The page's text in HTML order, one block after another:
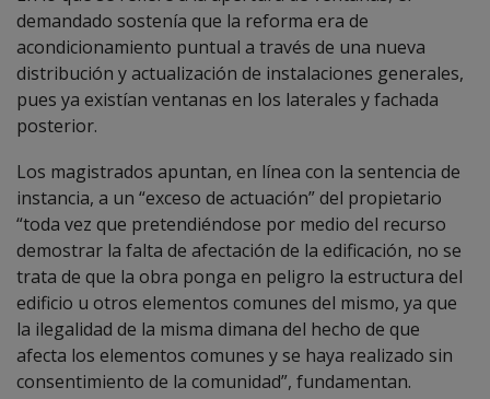
demandado sostenía que la reforma era de
acondicionamiento puntual a través de una nueva
distribución y actualización de instalaciones generales,
pues ya existían ventanas en los laterales y fachada
posterior.
Los magistrados apuntan, en línea con la sentencia de
instancia, a un “exceso de actuación” del propietario
“toda vez que pretendiéndose por medio del recurso
demostrar la falta de afectación de la edificación, no se
trata de que la obra ponga en peligro la estructura del
edificio u otros elementos comunes del mismo, ya que
la ilegalidad de la misma dimana del hecho de que
afecta los elementos comunes y se haya realizado sin
consentimiento de la comunidad”, fundamentan.